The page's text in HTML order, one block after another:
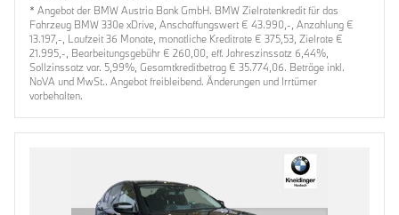
* Angebot der BMW Austria Bank GmbH. BMW Zielratenkredit für das
Fahrzeug BMW 330e xDrive, Anschaffungswert € 43.990,-, Anzahlung €
13.197,-, Laufzeit 36 Monate, monatliche Kreditrate € 375,53, Zielrate €
21.995,-, Bearbeitungsgebühr € 260,00, eff. Jahreszinssatz 6,44%,
Sollzinssatz var. 5,99%, Gesamtkreditbetrag € 35.774,06. Beträge inkl.
NoVA und MwSt.. Angebot freibleibend. Änderungen und Irrtümer
vorbehalten.